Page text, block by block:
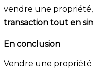
vendre une propriété,
transaction tout en
En conclusion
Vendre une propriété